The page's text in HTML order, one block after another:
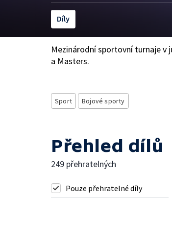
Díly
Mezinárodní sportovní turnaje v
a Masters.
Sport Bojové sporty
Přehled dílů
249 přehratelných
Pouze přehratelné díly